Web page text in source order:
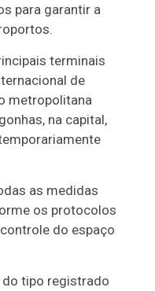
para garantir a
terminais
de
metropolitana
na capital,
as medidas
os protocolos
do espaço
do tipo registrado